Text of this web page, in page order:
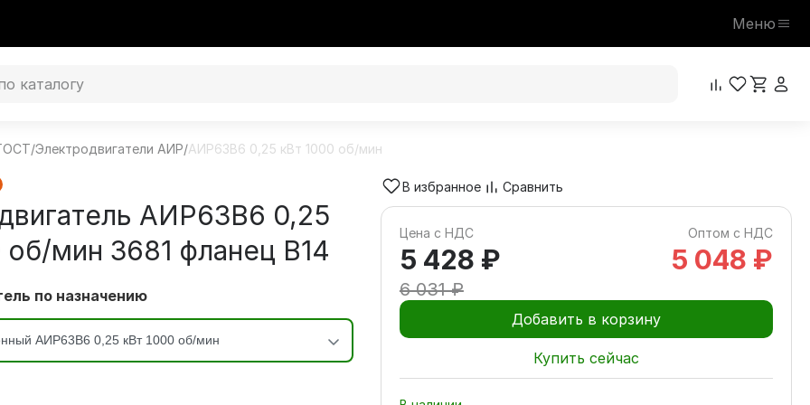
Меню
6 031 ₽
/Электродвигатели АИР/АИР63В6 0,25 кВт 1000 об/мин
АИР63В6 0,25
об/мин 3681 фланец В14
по назначению
В избранное Сравнить
Цена с НДС Оптом с НДС
5 428 ₽
6 031 ₽
5 048 ₽
Добавить в корзину
Купить сейчас